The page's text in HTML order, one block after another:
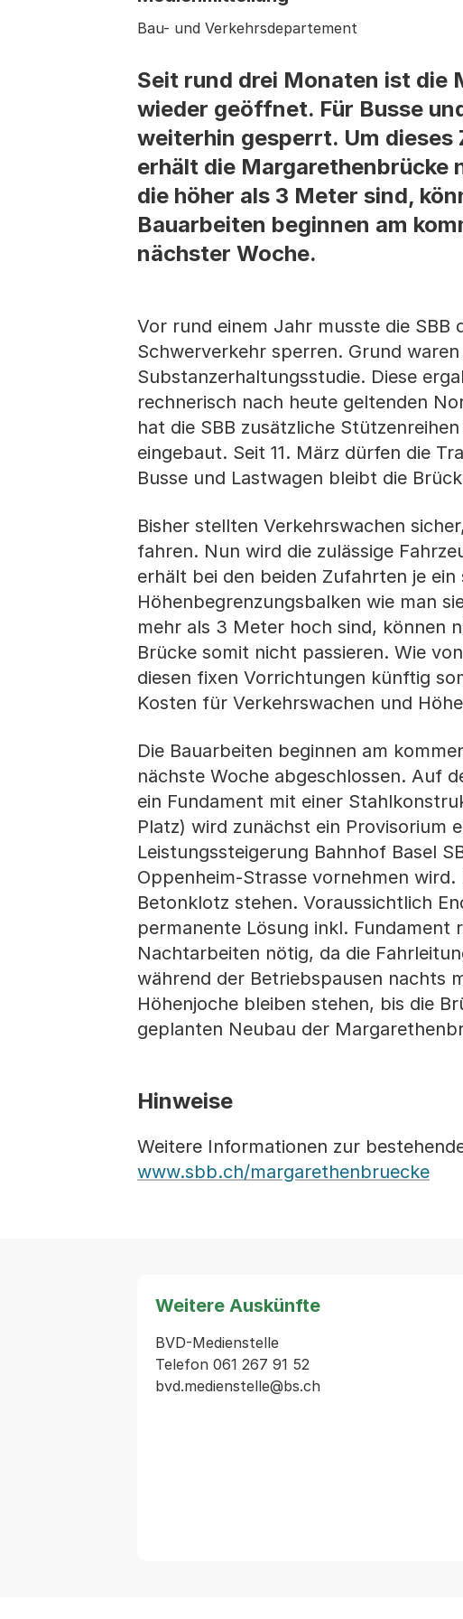
Bau- und Verkehrsdepartement
Seit rund drei Monaten ist die
wieder geöffnet. Für Busse
weiterhin gesperrt. Um
erhält die Margarethenbrücke
die höher als 3 Meter sind,
Bauarbeiten beginnen am
nächster Woche.
Vor rund einem Jahr musste die
Schwerverkehr sperren. Grund
Substanzerhaltungsstudie. Diese
rechnerisch nach heute geltenden
hat die SBB zusätzliche
eingebaut. Seit 11. März dürfen die
Busse und Lastwagen bleibt die
Bisher stellten Verkehrswachen
fahren. Nun wird die zulässige
erhält bei den beiden Zufahrten je
Höhenbegrenzungsbalken wie man
mehr als 3 Meter hoch sind, können
Brücke somit nicht passieren. Wie
diesen fixen Vorrichtungen künftig
Kosten für Verkehrswachen und
Die Bauarbeiten beginnen am
nächste Woche abgeschlossen. Auf
ein Fundament mit einer
Platz) wird zunächst ein Provisorium
Leistungssteigerung Bahnhof Basel
Oppenheim-Strasse vornehmen
Betonklotz stehen. Voraussichtlich
permanente Lösung inkl. Fundament
Nachtarbeiten nötig, da die
während der Betriebspausen nachts
Höhenjoche bleiben stehen, bis die
geplanten Neubau der
Hinweise
Weitere Informationen zur
www.sbb.ch/margarethenbruecke
Weitere Auskünfte
BVD-Medienstelle
Telefon 061 267 91 52